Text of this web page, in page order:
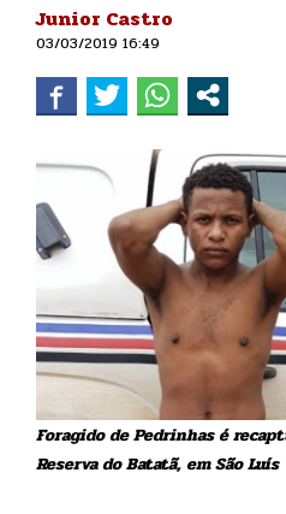
Junior Castro
03/03/2019 16:49
Foragido de Pedrinhas é
Reserva do Batatã, em São Luís